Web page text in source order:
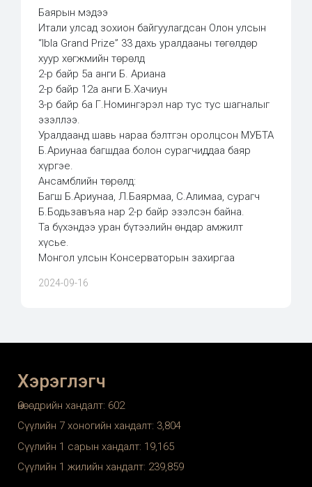
Баярын мэдээ
Итали улсад зохион байгуулагдсан Олон улсын
“Ibla Grand Prize” 33 дахь уралдааны төгөлдөр
хуур хөгжмийн төрөлд
2-р байр 5а анги Б. Ариана
2-р байр 12а анги Б.Хачиун
3-р байр 6а Г.Номингэрэл нар тус тус шагналыг
эзэллээ.
Уралдаанд шавь нараа бэлтгэн оролцсон МУБТА
Б.Ариунаа багшдаа болон сурагчиддаа баяр
хүргэе.
Ансамблийн төрөлд:
Багш Б.Ариунаа, Л.Баярмаа, С.Алимаа, сурагч
Б.Бодьзавъяа нар 2-р байр эзэлсэн байна.
Та бүхэндээ уран бүтээлийн өндар амжилт
хүсье.
Монгол улсын Консерваторын захиргаа
2024-09-16
Хэрэглэгч
Өнөөдрийн хандалт: 602
Сүүлийн 7 хоногийн хандалт: 3,804
Сүүлийн 1 сарын хандалт: 19,165
Сүүлийн 1 жилийн хандалт: 239,859